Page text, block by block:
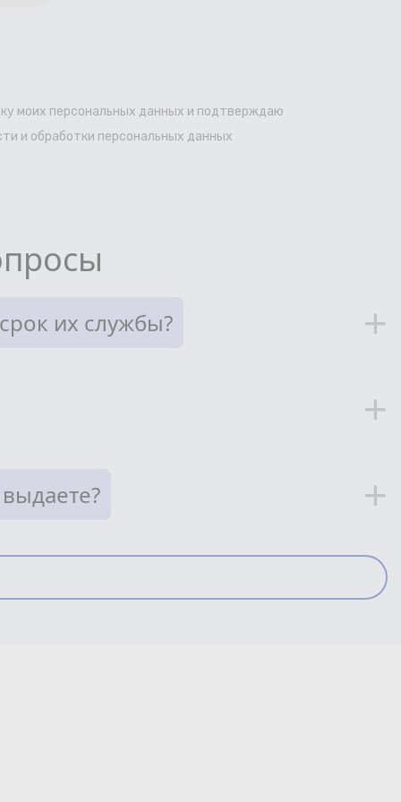
моих персональных данных и подтверждаю
и обработки персональных данных
их службы?
+
+
+